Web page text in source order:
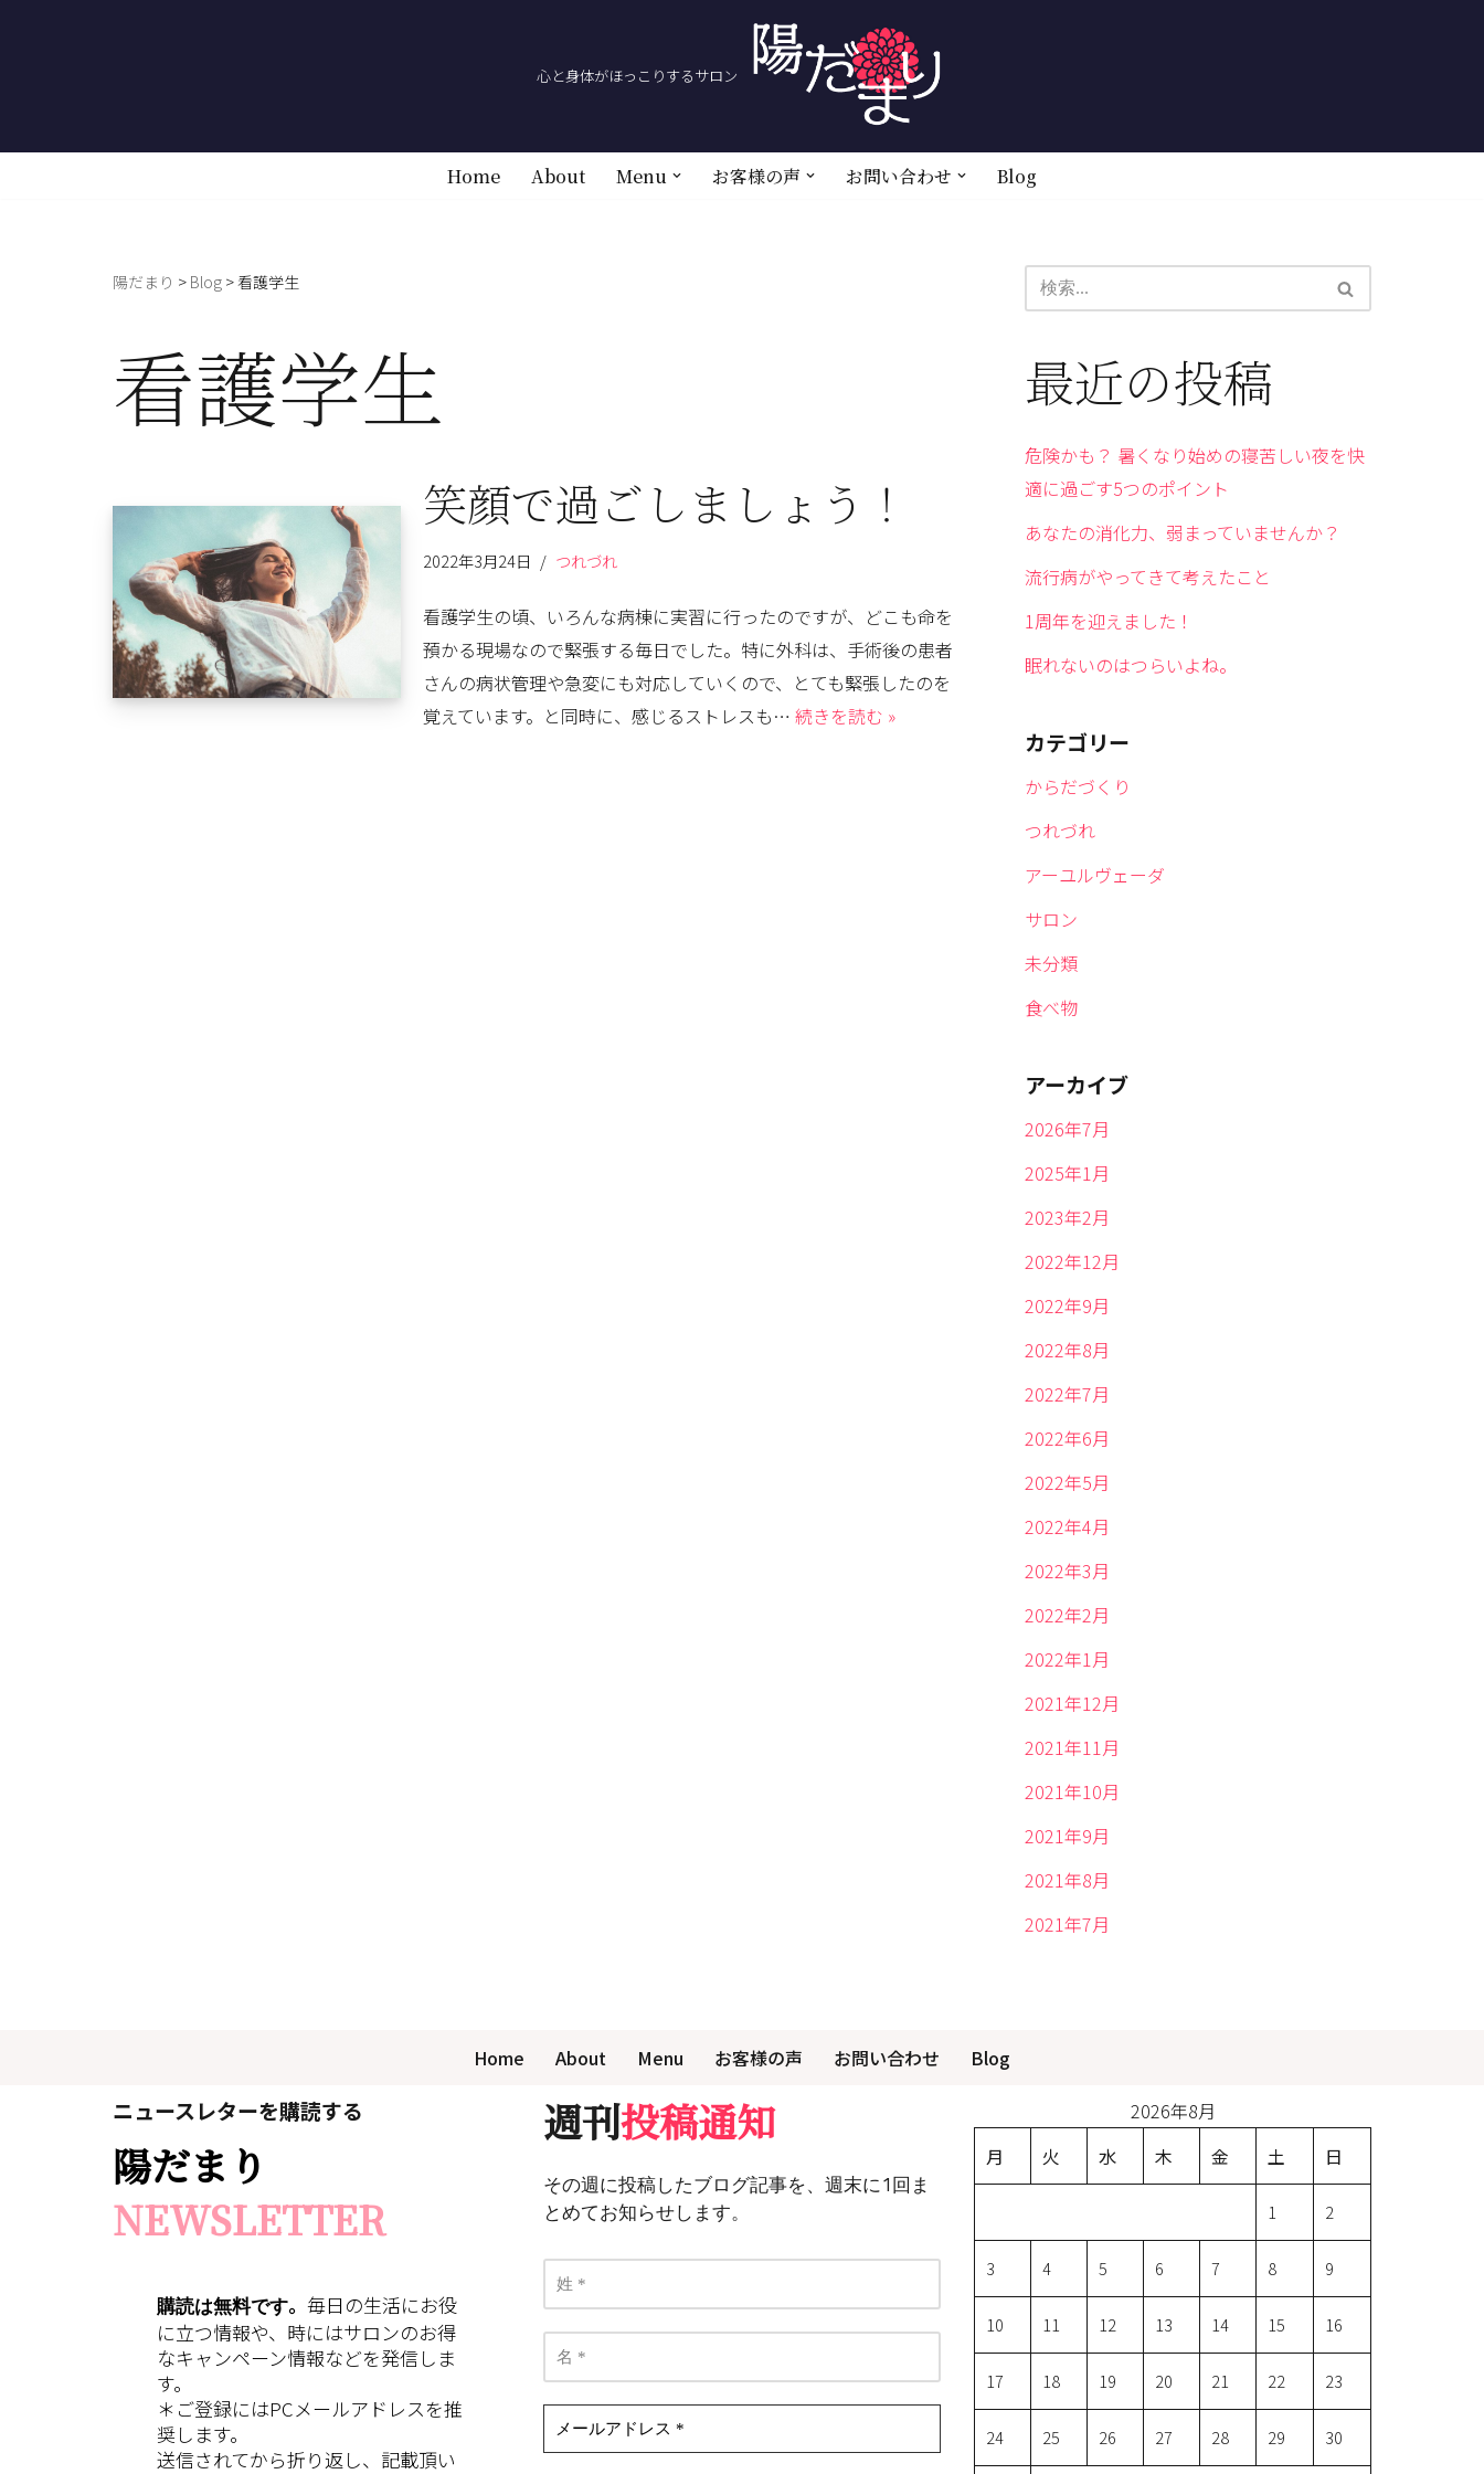
心と身体がほっこりするサロン
Home About Menu お客様の声 お問い合わせ Blog
陽だまり > Blog >看護学生
看護学生
笑顔で過ごしましょう！
2022年3月24日 つれづれ
看護学生の頃、いろんな病棟に実習に行ったのですが、どこも命を
預かる現場なので緊張する毎日でした。特に外科は、手術後の患者
さんの病状管理や急変にも対応していくので、とても緊張したのを
覚えています。と同時に、感じるストレスも… 続きを読む »
最近の投稿
危険かも？ 暑くなり始めの寝苦しい夜を快
適に過ごす5つのポイント
あなたの消化力、弱まっていませんか？
流行病がやってきて考えたこと
1周年を迎えました！
眠れないのはつらいよね。
カテゴリー
からだづくり
つれづれ
アーユルヴェーダ
サロン
未分類
食べ物
アーカイブ
2026年7月
2025年1月
2023年2月
2022年12月
2022年9月
2022年8月
2022年7月
2022年6月
2022年5月
2022年4月
2022年3月
2022年2月
2022年1月
2021年12月
2021年11月
2021年10月
2021年9月
2021年8月
2021年7月
Home About Menu お客様の声 お問い合わせ Blog
ニュースレターを購読する
陽だまり
NEWSLETTER
購読は無料です。毎日の生活にお役
に立つ情報や、時にはサロンのお得
なキャンペーン情報などを発信しま
す。
＊ご登録にはPCメールアドレスを推
奨します。
送信されてから折り返し、記載頂い
週刊投稿通知
その週に投稿したブログ記事を、週末に1回ま
とめてお知らせします。
2026年8月
月
火 水 木 金 土 日
1 2
3 4 5 6 7 8 9
10 11 12 13 14 15 16
17 18 19 20 21 22 23
24 25 26 27 28 29 30